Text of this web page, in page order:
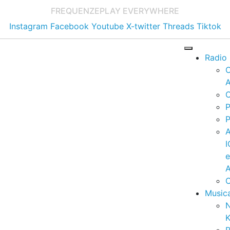
FREQUENZEPLAY EVERYWHERE
Instagram Facebook Youtube X-twitter Threads Tiktok
Radio
e